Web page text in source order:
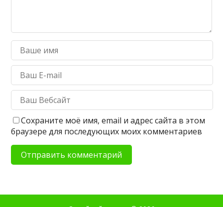
Сохраните моё имя, email и адрес сайта в этом
браузере для последующих моих комментариев